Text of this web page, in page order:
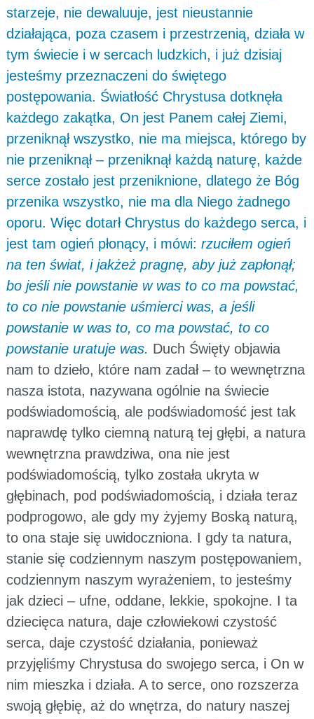
starzeje, nie dewaluuje, jest nieustannie
działająca, poza czasem i przestrzenią, działa w
tym świecie i w sercach ludzkich, i już dzisiaj
jesteśmy przeznaczeni do świętego
postępowania. Światłość Chrystusa dotknęła
każdego zakątka, On jest Panem całej Ziemi,
przeniknął wszystko, nie ma miejsca, którego by
nie przeniknął – przeniknął każdą naturę, każde
serce zostało jest przeniknione, dlatego że Bóg
przenika wszystko, nie ma dla Niego żadnego
oporu. Więc dotarł Chrystus do każdego serca, i
jest tam ogień płonący, i mówi: rzuciłem ogień
na ten świat, i jakżeż pragnę, aby już zapłonął;
bo jeśli nie powstanie w was to co ma powstać,
to co nie powstanie uśmierci was, a jeśli
powstanie w was to, co ma powstać, to co
powstanie uratuje was. Duch Święty objawia
nam to dzieło, które nam zadał – to wewnętrzna
nasza istota, nazywana ogólnie na świecie
podświadomością, ale podświadomość jest tak
naprawdę tylko ciemną naturą tej głębi, a natura
wewnętrzna prawdziwa, ona nie jest
podświadomością, tylko została ukryta w
głębinach, pod podświadomością, i działa teraz
podprogowo, ale gdy my żyjemy Boską naturą,
to ona staje się uwidoczniona. I gdy ta natura,
stanie się codziennym naszym postępowaniem,
codziennym naszym wyrażeniem, to jesteśmy
jak dzieci – ufne, oddane, lekkie, spokojne. I ta
dziecięca natura, daje człowiekowi czystość
serca, daje czystość działania, ponieważ
przyjęliśmy Chrystusa do swojego serca, i On w
nim mieszka i działa. A to serce, ono rozszerza
swoją głębię, aż do wnętrza, do natury naszej